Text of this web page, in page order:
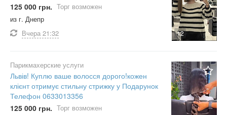
12
125 000 грн. Торг возможен
из г. Днепр
Вчера 21:32
Парикмахерские услуги
Львів! Куплю ваше волосся дорого!кожен
клієнт отримує стильну стрижку у Подарунок
Телефон 0633013356
125 000 грн. Торг возможен